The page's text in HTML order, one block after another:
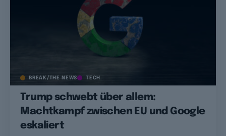
BREAK/THE NEWS TECH
Trump schwebt über allem:
Machtkampf zwischen EU und Google
eskaliert